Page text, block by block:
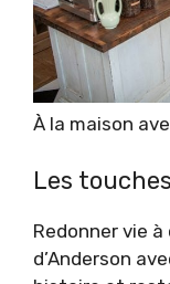
À la maison
Les
Redonner vie
d’Anderson